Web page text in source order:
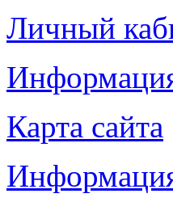
Личный
Карта сайта